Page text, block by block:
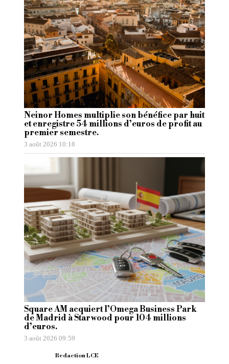
Neinor Homes multiplie son bénéfice par huit
et enregistre 54 millions d’euros de profit au
premier semestre.
3 août 2026 10:18
Square AM acquiert l’Omega Business Park
de Madrid à Starwood pour 104 millions
d’euros.
3 août 2026 09:59
Redaction LCE